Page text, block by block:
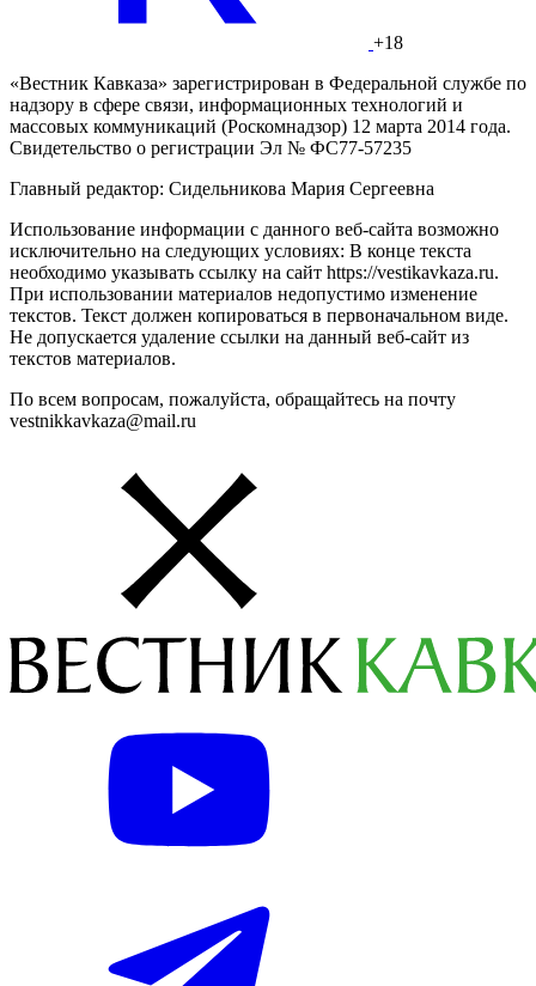
+18
«Вестник Кавказа» зарегистрирован в Федеральной службе по
надзору в сфере связи, информационных технологий и
массовых коммуникаций (Роскомнадзор) 12 марта 2014 года.
Свидетельство о регистрации Эл № ФС77-57235
Главный редактор: Сидельникова Мария Сергеевна
Использование информации с данного веб-сайта возможно
исключительно на следующих условиях: В конце текста
необходимо указывать ссылку на сайт https://vestikavkaza.ru.
При использовании материалов недопустимо изменение
текстов. Текст должен копироваться в первоначальном виде.
Не допускается удаление ссылки на данный веб-сайт из
текстов материалов.
По всем вопросам, пожалуйста, обращайтесь на почту
vestnikkavkaza@mail.ru